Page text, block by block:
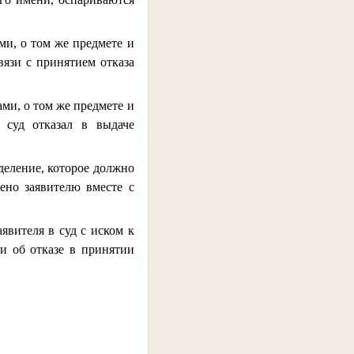
о том же предмете и
с принятием отказа
о том же предмете и
отказал в выдаче
которое должно
заявителю вместе с
в суд с иском к
об отказе в принятии